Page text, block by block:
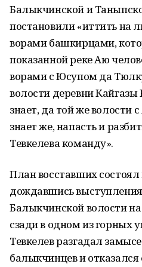
Балыкчинской и
постановили «иттить на
ворами башкирцами,
показанной реке Аю
ворами с Юсупом да
волости деревни
знает, да той же волости
знает же, напасть и
Тевкелева команду».
План восставших
дождавшись
Балыкчинской волости на
сзади в одном из горных
Тевкелев разгадал
балыкчинцев и отказался